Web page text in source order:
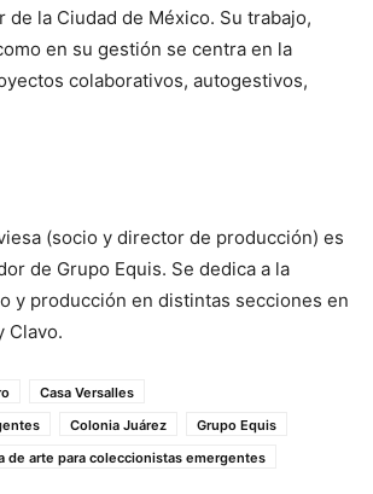
de la Ciudad de México. Su trabajo,
en su gestión se centra en la
colaborativos, autogestivos,
(socio y director de producción) es
de Grupo Equis. Se dedica a la
y producción en distintas secciones en
Clavo.
Casa Versalles
Colonia Juárez
Grupo Equis
de arte para coleccionistas emergentes